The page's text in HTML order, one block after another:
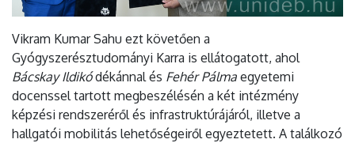
Vikram Kumar Sahu ezt követően a
Gyógyszerésztudományi Karra is ellátogatott, ahol
Bácskay Ildikódékánnal és Fehér Pálma egyetemi
docenssel tartott megbeszélésén a két intézmény
képzési rendszeréről és infrastruktúrájáról, illetve a
hallgatói mobilitás lehetőségeiről egyeztetett. A találkozó